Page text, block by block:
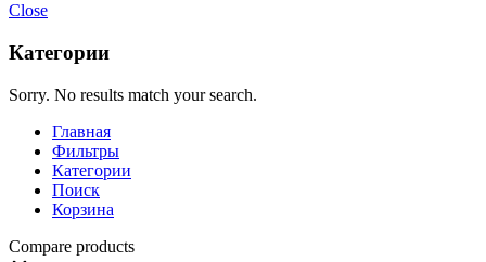
Close
Категории
Sorry. No results match your search.
Главная
Фильтры
Категории
Поиск
Корзина
Compare products